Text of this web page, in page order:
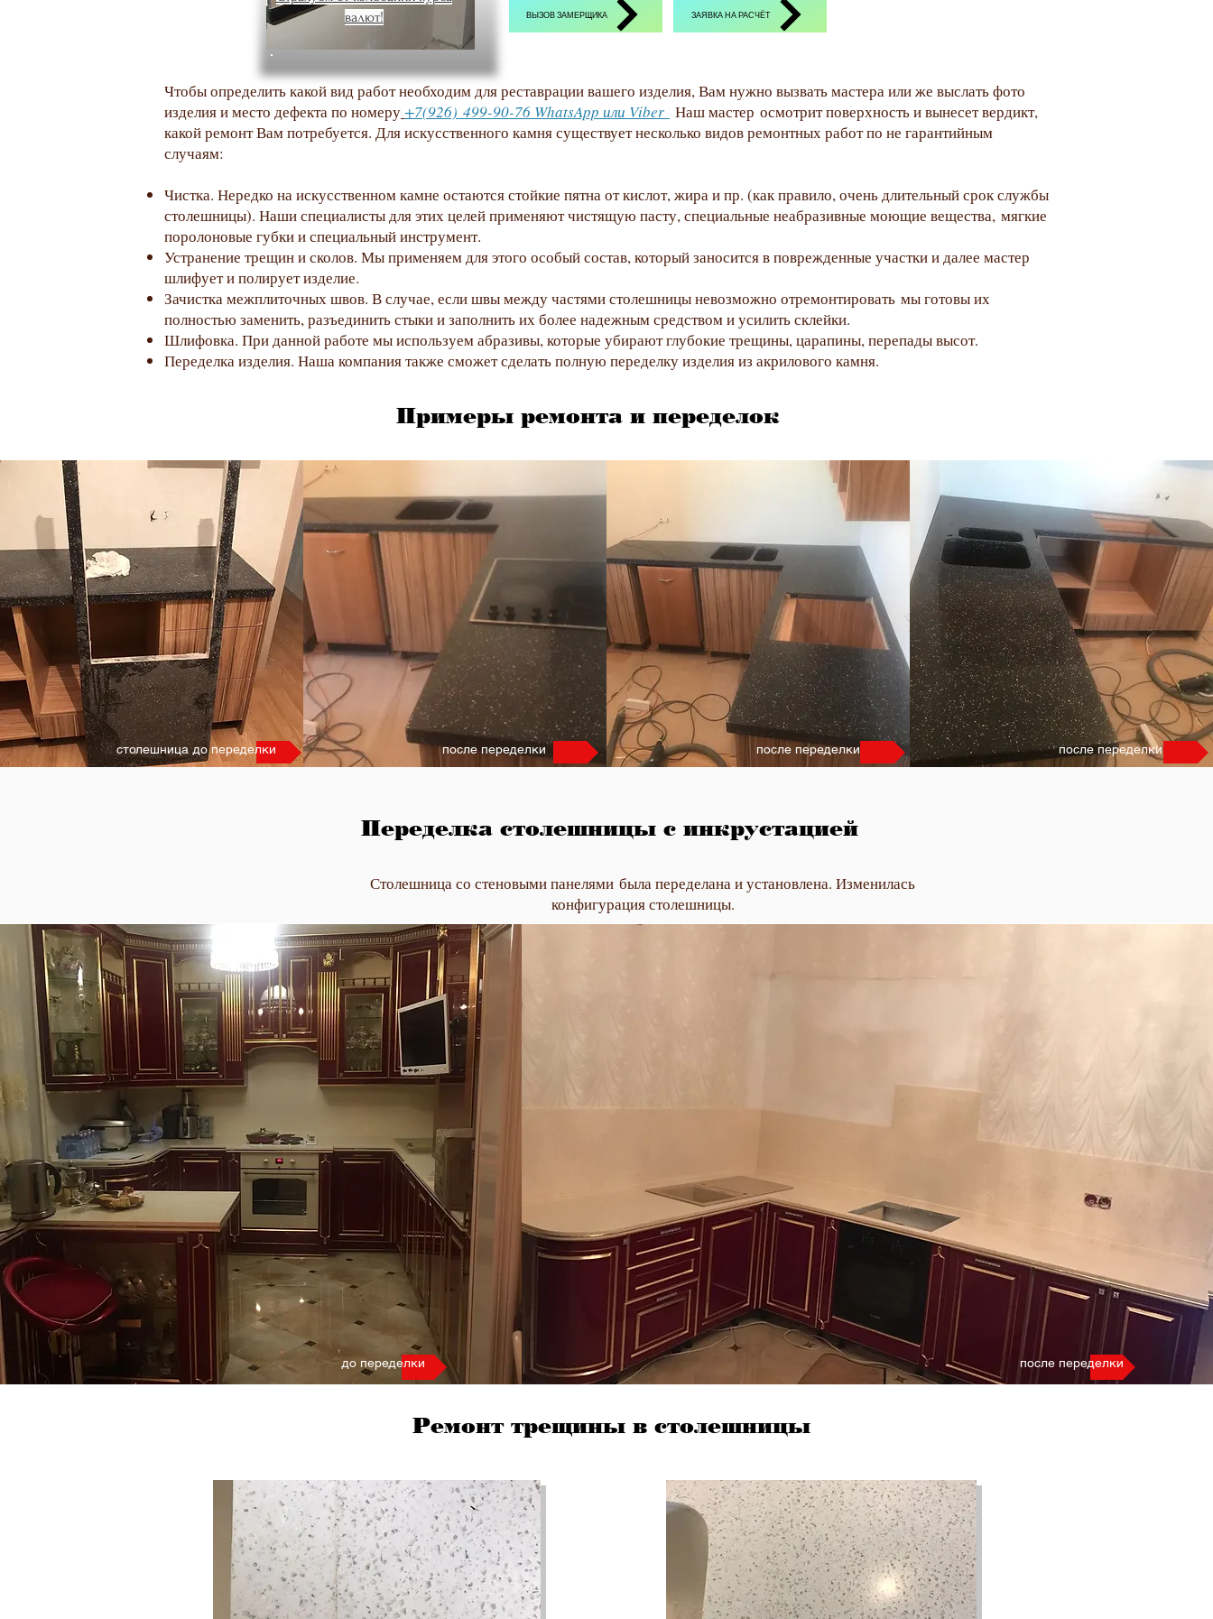
даже высокопрочные изделия иногда требуют реставрации. На искусственном камне могут появиться сколы и царапины, трещины,
но переживать не стоит, если ремонт из искусственного камня будет производиться нашими профессионалами. Мастера производят
ремонт максимально бережно и профессионально. И Ваша столешница после ремонта и полировки будет как новая!
Чтобы определить какой вид работ необходим для реставрации вашего изделия, Вам нужно вызвать мастера или же выслать фото
изделия и место дефекта по номеру+7(926) 499-90-76 WhatsApp или Viber Наш мастер осмотрит поверхность и вынесет вердикт,
какой ремонт Вам потребуется. Для искусственного камня существует несколько видов ремонтных работ по не гарантийным
случаям:
Чистка. Нередко на искусственном камне остаются стойкие пятна от кислот, жира и пр. (как правило, очень длительный срок службы
столешницы). Наши специалисты для этих целей применяют чистящую пасту, специальные неабразивные моющие вещества, мягкие
поролоновые губки и специальный инструмент.
Устранение трещин и сколов. Мы применяем для этого особый состав, который заносится в поврежденные участки и далее мастер
шлифует и полирует изделие.
Зачистка межплиточных швов. В случае, если швы между частями столешницы невозможно отремонтировать мы готовы их
полностью заменить, разъединить стыки и заполнить их более надежным средством и усилить склейки.
Шлифовка. При данной работе мы используем абразивы, которые убирают глубокие трещины, царапины, перепады высот.
Переделка изделия. Наша компания также сможет сделать полную переделку изделия из акрилового камня.
Примеры ремонта и переделок
столешница до переделки после переделки после переделки после переделки
Переделка столешницы с инкрустацией
Столешница со стеновыми панелями была переделана и установлена. Изменилась
конфигурация столешницы.
до переделки после переделки
Ремонт трещины в столешницы
валют!
ВЫЗОВ ЗАМЕРЩИКА ЗАЯВКА НА РАСЧЁТ